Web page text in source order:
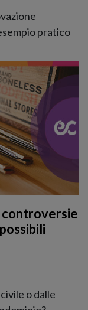
pratico
controversie
o dalle